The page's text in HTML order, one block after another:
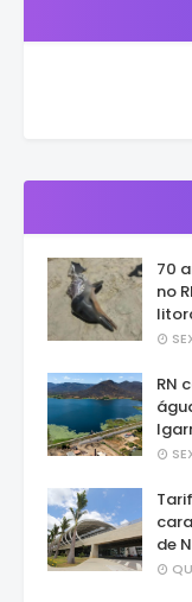
70
no
RN
de